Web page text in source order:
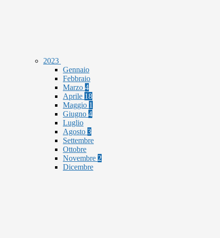
2023
Gennaio
Febbraio
Marzo 4
Aprile 18
Maggio 1
Giugno 4
Luglio
Agosto 3
Settembre
Ottobre
Novembre 2
Dicembre